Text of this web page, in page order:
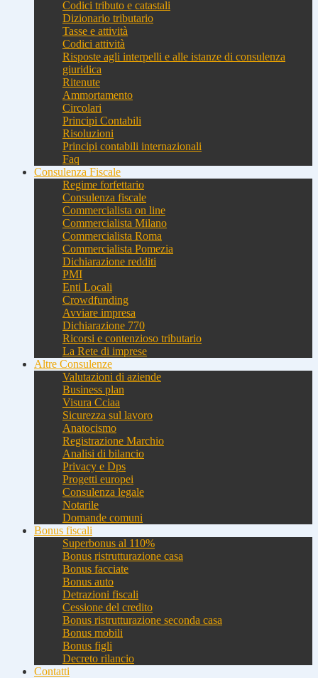
Codici tributo e catastali
Dizionario tributario
Tasse e attività
Codici attività
Risposte agli interpelli e alle istanze di consulenza
giuridica
Ritenute
Ammortamento
Circolari
Principi Contabili
Risoluzioni
Principi contabili internazionali
Faq
Consulenza Fiscale
Regime forfettario
Consulenza fiscale
Commercialista on line
Commercialista Milano
Commercialista Roma
Commercialista Pomezia
Dichiarazione redditi
PMI
Enti Locali
Crowdfunding
Avviare impresa
Dichiarazione 770
Ricorsi e contenzioso tributario
La Rete di imprese
Altre Consulenze
Valutazioni di aziende
Business plan
Visura Cciaa
Sicurezza sul lavoro
Anatocismo
Registrazione Marchio
Analisi di bilancio
Privacy e Dps
Progetti europei
Consulenza legale
Notarile
Domande comuni
Bonus fiscali
Superbonus al 110%
Bonus ristrutturazione casa
Bonus facciate
Bonus auto
Detrazioni fiscali
Cessione del credito
Bonus ristrutturazione seconda casa
Bonus mobili
Bonus figli
Decreto rilancio
Contatti